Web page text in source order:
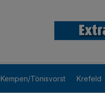
Kempen/Tönisvorst Krefeld